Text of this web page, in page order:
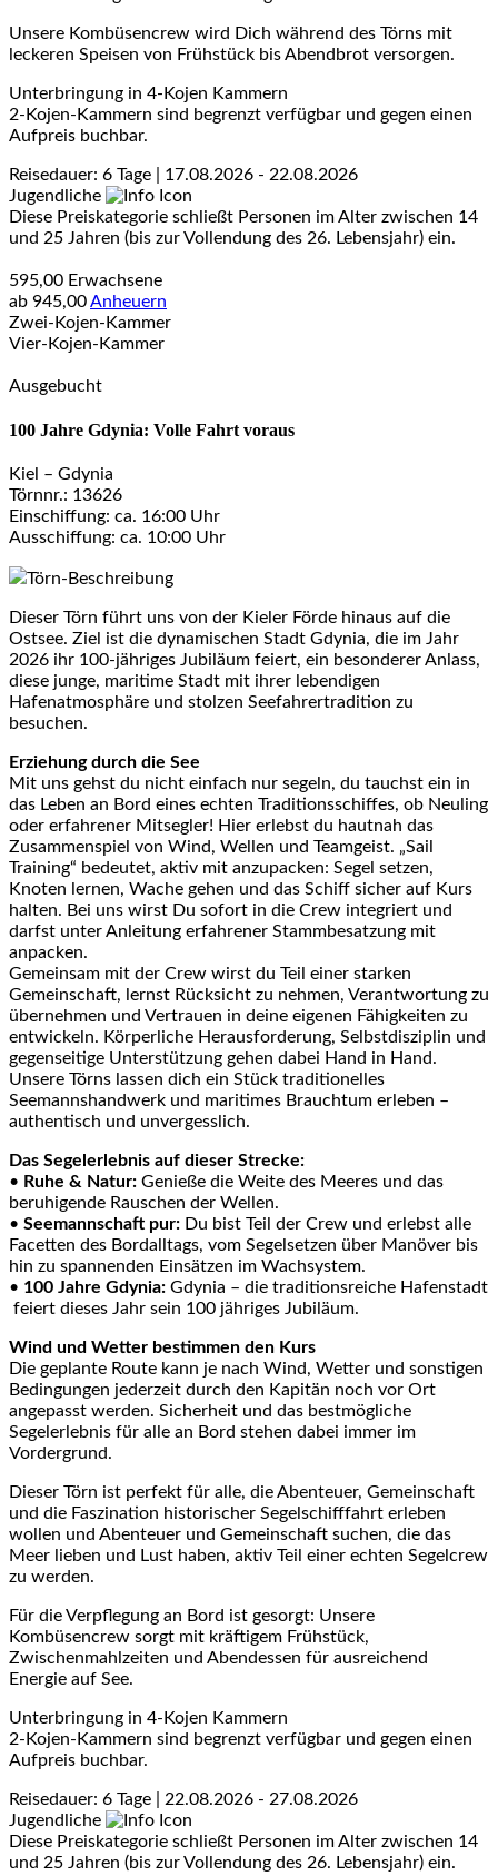
Unsere Kombüsencrew wird Dich während des Törns mit
leckeren Speisen von Frühstück bis Abendbrot versorgen.
Unterbringung in 4-Kojen Kammern
2-Kojen-Kammern sind begrenzt verfügbar und gegen einen
Aufpreis buchbar.
Reisedauer: 6 Tage | 17.08.2026 - 22.08.2026
Jugendliche
Diese Preiskategorie schließt Personen im Alter zwischen 14
und 25 Jahren (bis zur Vollendung des 26. Lebensjahr) ein.
595,00 Erwachsene
ab 945,00Anheuern
Zwei-Kojen-Kammer
Vier-Kojen-Kammer
Ausgebucht
100 Jahre Gdynia: Volle Fahrt voraus
Kiel – Gdynia
Törnnr.: 13626
Einschiffung: ca. 16:00 Uhr
Ausschiffung: ca. 10:00 Uhr
Törn-Beschreibung
Dieser Törn führt uns von der Kieler Förde hinaus auf die
Ostsee. Ziel ist die dynamischen Stadt Gdynia, die im Jahr
2026 ihr 100-jähriges Jubiläum feiert, ein besonderer Anlass,
diese junge, maritime Stadt mit ihrer lebendigen
Hafenatmosphäre und stolzen Seefahrertradition zu
besuchen.
Erziehung durch die See
Mit uns gehst du nicht einfach nur segeln, du tauchst ein in
das Leben an Bord eines echten Traditionsschiffes, ob Neuling
oder erfahrener Mitsegler! Hier erlebst du hautnah das
Zusammenspiel von Wind, Wellen und Teamgeist. „Sail
Training“ bedeutet, aktiv mit anzupacken: Segel setzen,
Knoten lernen, Wache gehen und das Schiff sicher auf Kurs
halten. Bei uns wirst Du sofort in die Crew integriert und
darfst unter Anleitung erfahrener Stammbesatzung mit
anpacken.
Gemeinsam mit der Crew wirst du Teil einer starken
Gemeinschaft, lernst Rücksicht zu nehmen, Verantwortung zu
übernehmen und Vertrauen in deine eigenen Fähigkeiten zu
entwickeln. Körperliche Herausforderung, Selbstdisziplin und
gegenseitige Unterstützung gehen dabei Hand in Hand.
Unsere Törns lassen dich ein Stück traditionelles
Seemannshandwerk und maritimes Brauchtum erleben –
authentisch und unvergesslich.
Das Segelerlebnis auf dieser Strecke:
• Ruhe & Natur: Genieße die Weite des Meeres und das
beruhigende Rauschen der Wellen.
• Seemannschaft pur: Du bist Teil der Crew und erlebst alle
Facetten des Bordalltags, vom Segelsetzen über Manöver bis
hin zu spannenden Einsätzen im Wachsystem.
• 100 Jahre Gdynia: Gdynia – die traditionsreiche Hafenstadt
feiert dieses Jahr sein 100 jähriges Jubiläum.
Wind und Wetter bestimmen den Kurs
Die geplante Route kann je nach Wind, Wetter und sonstigen
Bedingungen jederzeit durch den Kapitän noch vor Ort
angepasst werden. Sicherheit und das bestmögliche
Segelerlebnis für alle an Bord stehen dabei immer im
Vordergrund.
Dieser Törn ist perfekt für alle, die Abenteuer, Gemeinschaft
und die Faszination historischer Segelschifffahrt erleben
wollen und Abenteuer und Gemeinschaft suchen, die das
Meer lieben und Lust haben, aktiv Teil einer echten Segelcrew
zu werden.
Für die Verpflegung an Bord ist gesorgt: Unsere
Kombüsencrew sorgt mit kräftigem Frühstück,
Zwischenmahlzeiten und Abendessen für ausreichend
Energie auf See.
Unterbringung in 4-Kojen Kammern
2-Kojen-Kammern sind begrenzt verfügbar und gegen einen
Aufpreis buchbar.
Reisedauer: 6 Tage | 22.08.2026 - 27.08.2026
Jugendliche
Diese Preiskategorie schließt Personen im Alter zwischen 14
und 25 Jahren (bis zur Vollendung des 26. Lebensjahr) ein.